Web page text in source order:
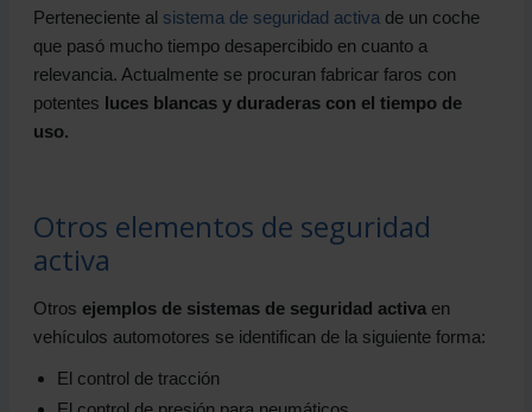
Perteneciente al sistema de seguridad activade un coche
que pasó mucho tiempo desapercibido en cuanto a
relevancia. Actualmente se procuran fabricar faros con
potentes luces blancas y duraderas con el tiempo de
uso.
Otros elementos de seguridad
activa
Otros ejemplos de sistemas de seguridad activa en
vehículos automotores se identifican de la siguiente forma:
El control de tracción